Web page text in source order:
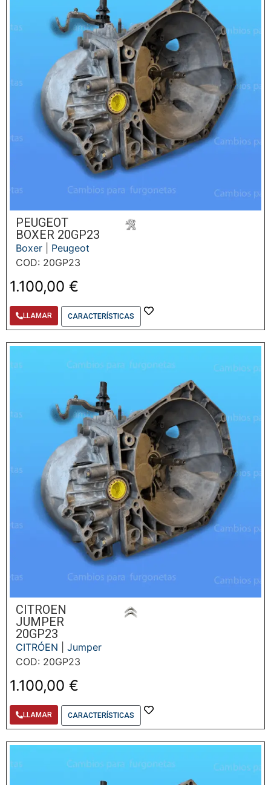
PEUGEOT
BOXER 20GP23
Boxer
Peugeot
COD: 20GP23
1.100,00 €
LLAMAR CARACTERÍSTICAS
CITROEN
JUMPER
20GP23
CITRÓEN
Jumper
COD: 20GP23
1.100,00 €
LLAMAR CARACTERÍSTICAS